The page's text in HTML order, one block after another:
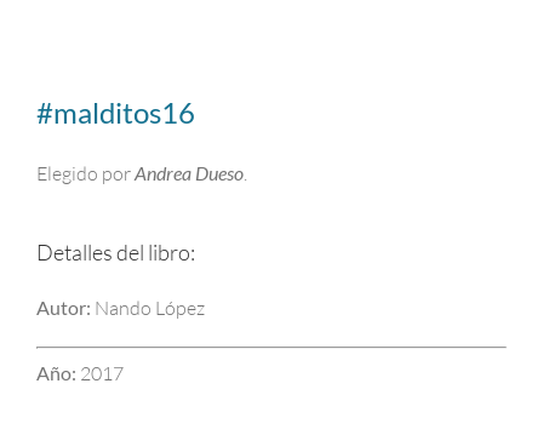
#malditos16
Elegido porAndrea Dueso.
Detalles del libro:
Autor: Nando López
Año: 2017